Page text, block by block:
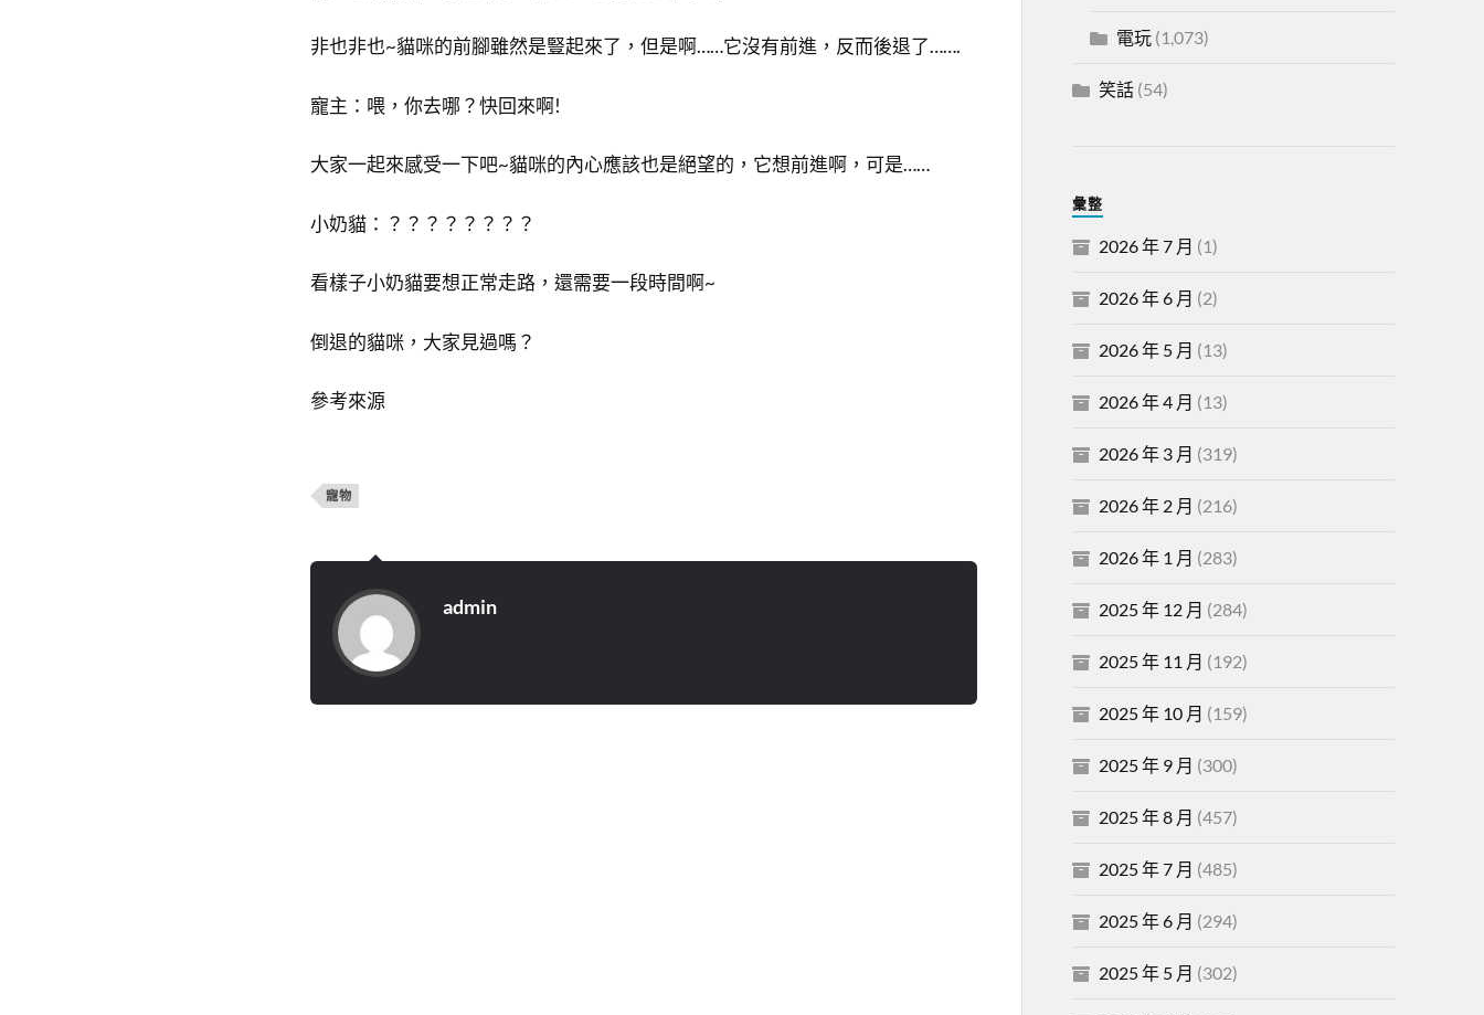
非也非也~貓咪的前腳雖然是豎起來了，但是啊……它沒有前進，反而後退了…….
寵主：喂，你去哪？快回來啊!
大家一起來感受一下吧~貓咪的內心應該也是絕望的，它想前進啊，可是……
小奶貓：？？？？？？？？
看樣子小奶貓要想正常走路，還需要一段時間啊~
倒退的貓咪，大家見過嗎？
參考來源
寵物
admin
電玩(1,073)
笑話(54)
彙整
2026 年 7 月 (1)
2026 年 6 月 (2)
2026 年 5 月 (13)
2026 年 4 月 (13)
2026 年 3 月 (319)
2026 年 2 月 (216)
2026 年 1 月 (283)
2025 年 12 月 (284)
2025 年 11 月 (192)
2025 年 10 月 (159)
2025 年 9 月 (300)
2025 年 8 月 (457)
2025 年 7 月 (485)
2025 年 6 月 (294)
2025 年 5 月 (302)